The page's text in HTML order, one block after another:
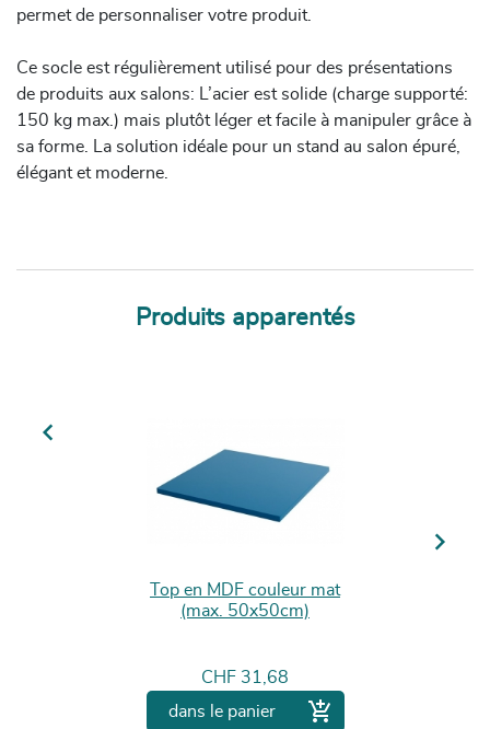
permet de personnaliser votre produit.
Ce socle est régulièrement utilisé pour des présentations
de produits aux salons: L’acier est solide (charge supporté:
150 kg max.) mais plutôt léger et facile à manipuler grâce à
sa forme. La solution idéale pour un stand au salon épuré,
élégant et moderne.
Produits apparentés
Previous
Top en MDF couleur mat
(max. 50x50cm)
Prix
CHF 31,68
dans le panier

Next